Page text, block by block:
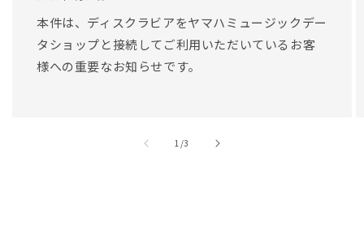
本件は、ディスクラビアをヤマハミュージックデー
タショップと接続してご利用いただいているお客
様への重要なお知らせです。
1 //3